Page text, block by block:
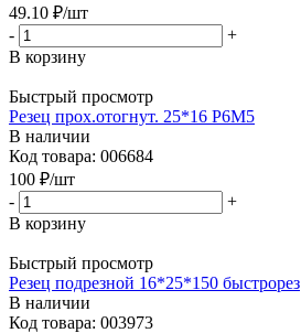
49.10 ₽/шт
-
+
В корзину
Быстрый просмотр
Резец прох.отогнут. 25*16 Р6М5
В наличии
Код товара: 006684
100 ₽/шт
-
+
В корзину
Быстрый просмотр
Резец подрезной 16*25*150 быстрорез
В наличии
Код товара: 003973